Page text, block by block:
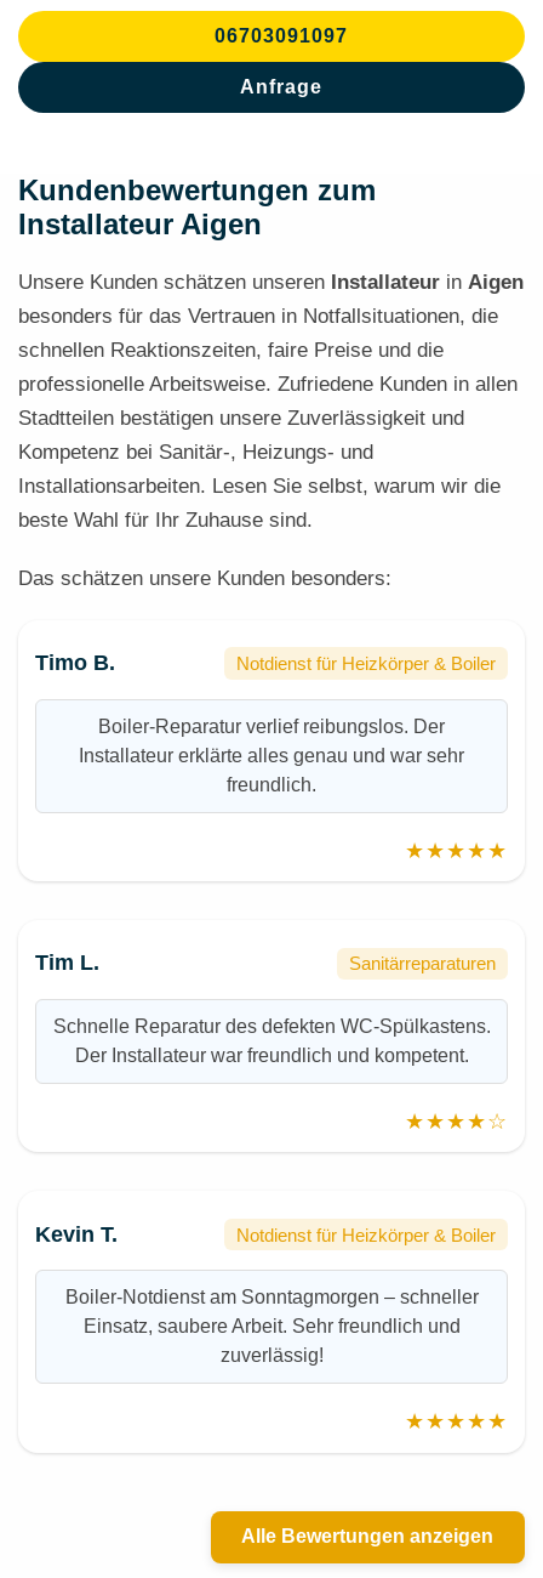
06703091097
Anfrage
Kundenbewertungen zum
Installateur Aigen
Unsere Kunden schätzen unseren Installateur in Aigen
besonders für das Vertrauen in Notfallsituationen, die
schnellen Reaktionszeiten, faire Preise und die
professionelle Arbeitsweise. Zufriedene Kunden in allen
Stadtteilen bestätigen unsere Zuverlässigkeit und
Kompetenz bei Sanitär-, Heizungs- und
Installationsarbeiten. Lesen Sie selbst, warum wir die
beste Wahl für Ihr Zuhause sind.
Das schätzen unsere Kunden besonders:
Timo B. Notdienst für Heizkörper & Boiler
Boiler-Reparatur verlief reibungslos. Der
Installateur erklärte alles genau und war sehr
freundlich.
★★★★★
Tim L. Sanitärreparaturen
Schnelle Reparatur des defekten WC-Spülkastens.
Der Installateur war freundlich und kompetent.
★★★★☆
Kevin T. Notdienst für Heizkörper & Boiler
Boiler-Notdienst am Sonntagmorgen – schneller
Einsatz, saubere Arbeit. Sehr freundlich und
zuverlässig!
★★★★★
Alle Bewertungen anzeigen